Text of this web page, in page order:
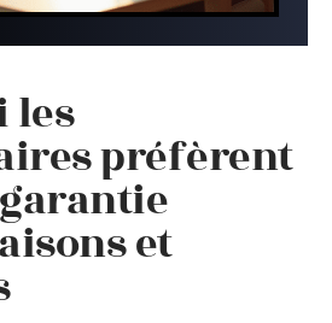
les
préfèrent
et